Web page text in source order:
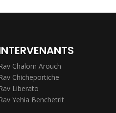
Rav Chalom Arouch
Rav Chicheportiche
Rav Liberato
Rav Yehia Benchetrit